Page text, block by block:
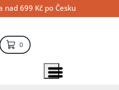
nad 699 Kč po Česku
0položek – košík
Zobrazit položky menu